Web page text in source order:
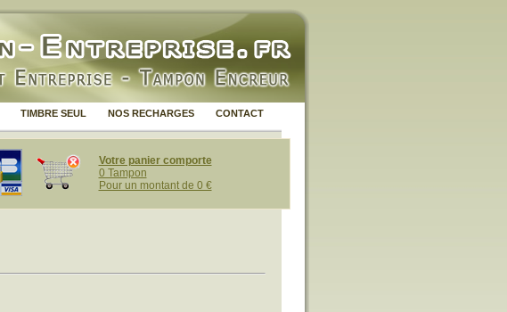
TIMBRE SEUL NOS RECHARGES CONTACT
Votre panier comporte
0 Tampon
Pour un montant de 0 €